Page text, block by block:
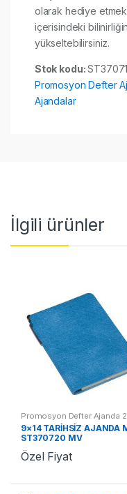
olarak hediye
içerisindeki
yükseltebilirsiniz.
Stok kodu:
Promosyon Defter
Ajandalar
İlgili ürünler
Promosyon Defter Ajanda
Promosyon 2024 Ajandalar
9×14 TARİHSİZ AJANDA
ST370720 MV
Özel Fiyat